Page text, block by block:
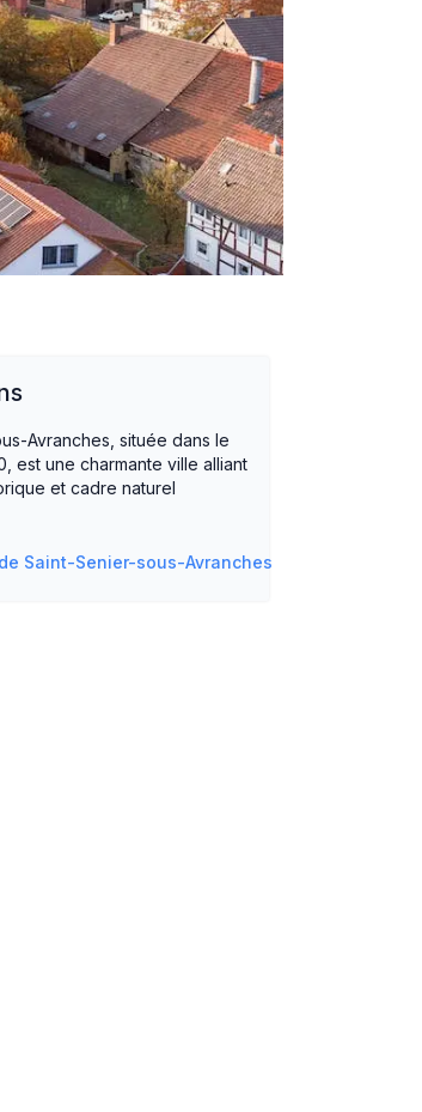
Avranches, située dans le
est une charmante ville alliant
et cadre naturel
Saint-Senier-sous-Avranches